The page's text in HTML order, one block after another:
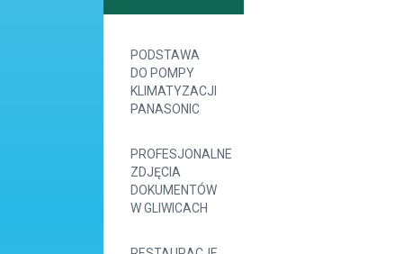
PODSTAWA
DO POMPY
KLIMATYZACJI
PANASONIC
PROFESJONALNE
ZDJĘCIA
DOKUMENTÓW
W GLIWICACH